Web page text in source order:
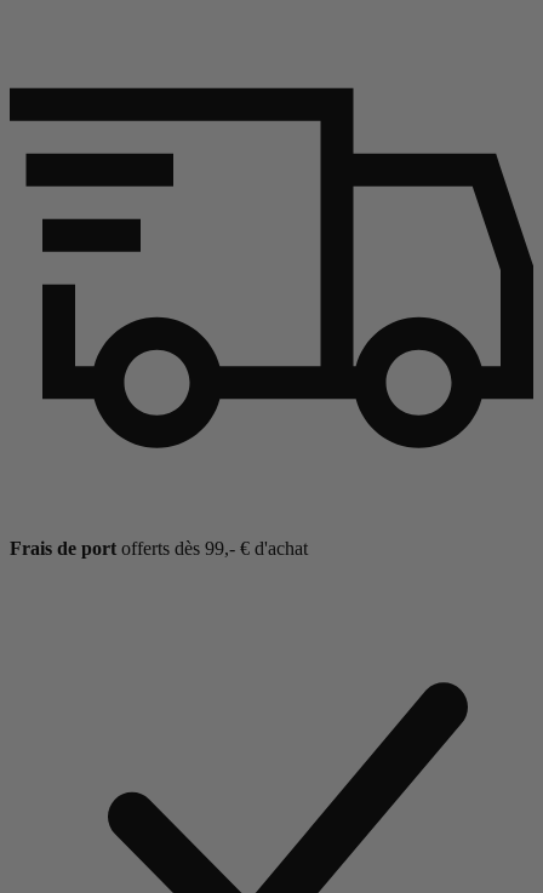
Frais de port offerts dès 99,- € d'achat